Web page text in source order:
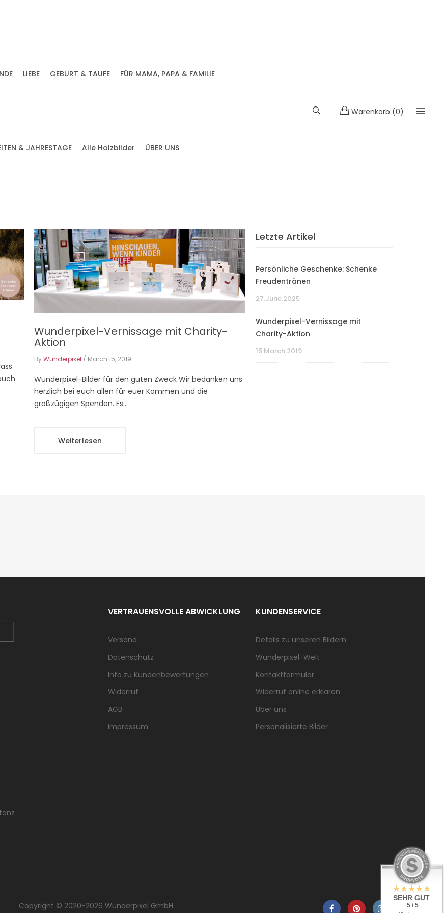
LIEBE GEBURT & TAUFE FÜR MAMA, PAPA & FAMILIE
& JAHRESTAGE Alle Holzbilder ÜBER UNS
Warenkorb (0)
Wunderpixel-Vernissage mit Charity-
Aktion
ByWunderpixel / March 15, 2019
Wunderpixel-Bilder für den guten Zweck Wir bedanken uns
herzlich bei euch allen für euer Kommen und die
großzügigen Spenden. Es...
Weiterlesen
Letzte Artikel
Persönliche Geschenke: Schenke
Freudentränen
27.June.2025
Wunderpixel-Vernissage mit
Charity-Aktion
15.March.2019
VERTRAUENSVOLLE ABWICKLUNG
Versand
Datenschutz
Info zu Kundenbewertungen
Widerruf
AGB
Impressum
KUNDENSERVICE
Details zu unseren Bildern
Wunderpixel-Welt
Kontaktformular
Widerruf online erklären
Über uns
Personalisierte Bilder
© 2020-2026 Wunderpixel GmbH
SEHR GUT
5 / 5